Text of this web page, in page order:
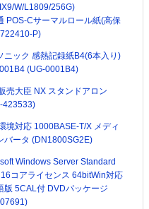
W/L1809/256G)
POS-Cサーマルロール紙(高保
P)
ニック 感熱記録紙B4(6本入り)
(UG-0001B4)
売大臣 NX スタンドアロン
423533)
境対応 1000BASE-T/X メディ
バータ (DN1800SG2E)
Windows Server Standard
コアライセンス 64bitWin対応
版 5CAL付 DVDパッケージ